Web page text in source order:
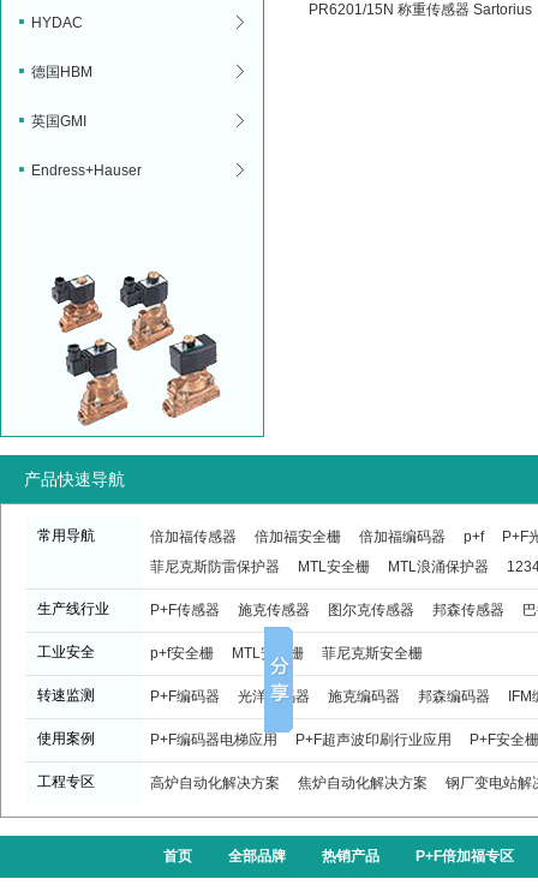
HYDAC
德国HBM
英国GMI
Endress+Hauser
PR6201/15N 称重传感器 Sartorius
产品快速导航
常用导航 倍加福传感器 倍加福安全栅 倍加福编码器 p+f
P+F
菲尼克斯防雷保护器
MTL安全栅 MTL浪涌保护器
生产线行业 P+F传感器 施克传感器 图尔克传感器 邦森传感器
工业安全 p+f安全栅 MTL安全栅 菲尼克斯安全栅
转速监测 P+F编码器 光洋编码器 施克编码器 邦森编码器
使用案例 P+F编码器电梯应用 P+F超声波印刷行业应用 P+F安全
工程专区 高炉自动化解决方案 焦炉自动化解决方案 钢厂变电站解
首页 全部品牌 热销产品 P+F倍加福专区